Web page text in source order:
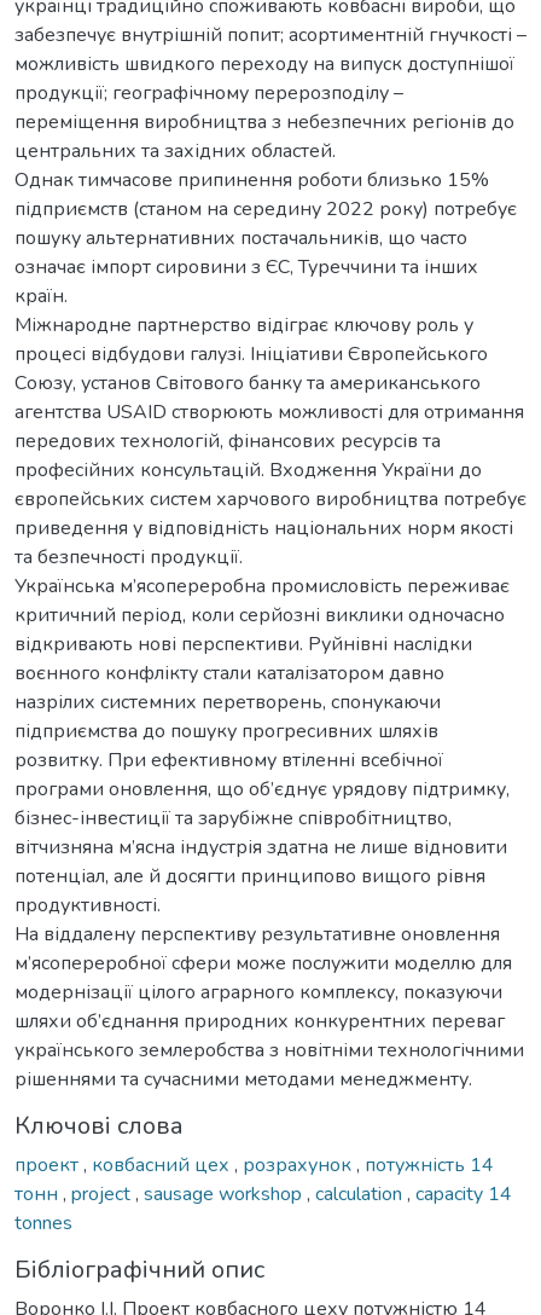
українці традиційно споживають ковбасні вироби, що
забезпечує внутрішній попит; асортиментній гнучкості –
можливість швидкого переходу на випуск доступнішої
продукції; географічному перерозподілу –
переміщення виробництва з небезпечних регіонів до
центральних та західних областей.
Однак тимчасове припинення роботи близько 15%
підприємств (станом на середину 2022 року) потребує
пошуку альтернативних постачальників, що часто
означає імпорт сировини з ЄС, Туреччини та інших
країн.
Міжнародне партнерство відіграє ключову роль у
процесі відбудови галузі. Ініціативи Європейського
Союзу, установ Світового банку та американського
агентства USAID створюють можливості для отримання
передових технологій, фінансових ресурсів та
професійних консультацій. Входження України до
європейських систем харчового виробництва потребує
приведення у відповідність національних норм якості
та безпечності продукції.
Українська м’ясопереробна промисловість переживає
критичний період, коли серйозні виклики одночасно
відкривають нові перспективи. Руйнівні наслідки
воєнного конфлікту стали каталізатором давно
назрілих системних перетворень, спонукаючи
підприємства до пошуку прогресивних шляхів
розвитку. При ефективному втіленні всебічної
програми оновлення, що об’єднує урядову підтримку,
бізнес-інвестиції та зарубіжне співробітництво,
вітчизняна м’ясна індустрія здатна не лише відновити
потенціал, але й досягти принципово вищого рівня
продуктивності.
На віддалену перспективу результативне оновлення
м’ясопереробної сфери може послужити моделлю для
модернізації цілого аграрного комплексу, показуючи
шляхи об’єднання природних конкурентних переваг
українського землеробства з новітніми технологічними
рішеннями та сучасними методами менеджменту.
Ключові слова
проект, ковбасний цех , розрахунок, потужність 14
тонн , project, sausage workshop , calculation , capacity 14
tonnes
Бібліографічний опис
Воронко І.І. Проект ковбасного цеху потужністю 14